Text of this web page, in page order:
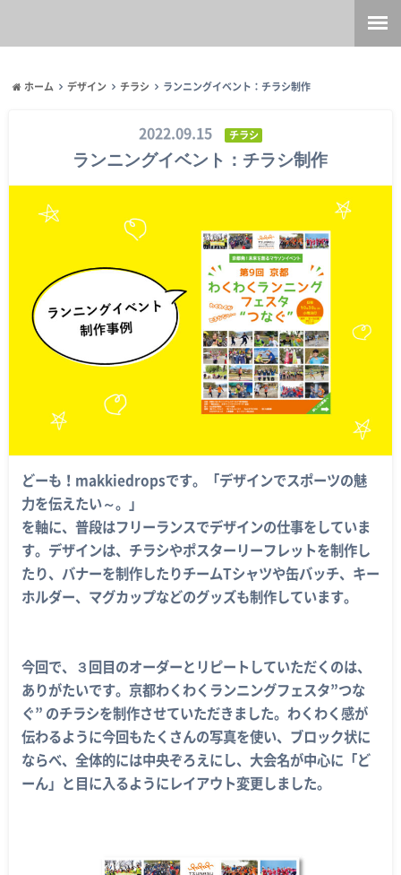
ホーム デザイン チラシ ランニングイベント：チラシ制作
2022.09.15 チラシ
ランニングイベント：チラシ制作
どーも！makkiedropsです。「デザインでスポーツの魅
力を伝えたい～。」
を軸に、普段はフリーランスでデザインの仕事をしていま
す。デザインは、チラシやポスターリーフレットを制作し
たり、バナーを制作したりチームTシャツや缶バッチ、キー
ホルダー、マグカップなどのグッズも制作しています。
今回で、３回目のオーダーとリピートしていただくのは、
ありがたいです。 京都わくわくランニングフェスタ”つな
ぐ” のチラシを制作させていただきました。わくわく感が
伝わるように今回もたくさんの写真を使い、ブロック状に
ならべ、全体的には中央ぞろえにし、大会名が中心に「ど
ーん」と目に入るようにレイアウト変更しました。